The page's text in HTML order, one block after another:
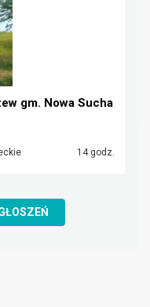
gm. Nowa Sucha
14 godz.